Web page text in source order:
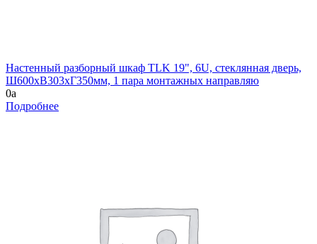
Настенный разборный шкаф TLK 19", 6U, стеклянная дверь,
Ш600хВ303хГ350мм, 1 пара монтажных направляю
0a
Подробнее